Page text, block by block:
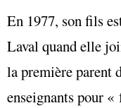
En 1977, son fils
Laval quand elle
la première parent
enseignants pour